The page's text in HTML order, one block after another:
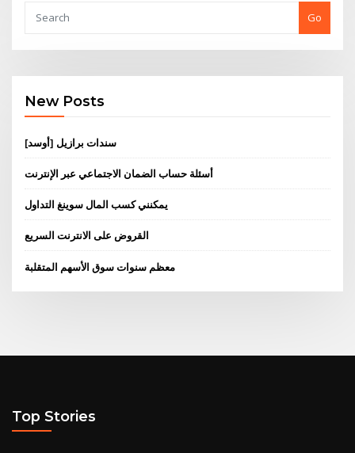
Go
New Posts
سندات برازيل [أوسد]
أسئلة حساب الضمان الاجتماعي عبر الإنترنت
يمكنني كسب المال سوينغ التداول
القروض على الانترنت السريع
معظم سنوات سوق الأسهم المتقلبة
Top Stories